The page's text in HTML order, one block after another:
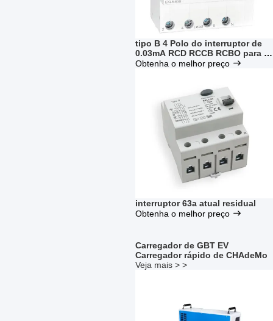
tipo B 4 Polo do interruptor de
0.03mA RCD RCCB RCBO para a
proteção
Obtenha o melhor preço
interruptor 63a atual residual
Obtenha o melhor preço
Carregador de GBT EV
Carregador rápido de CHAdeMo
Veja mais > >